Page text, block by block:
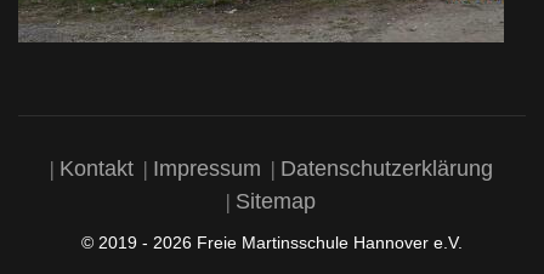
Kontakt Impressum
Datenschutzerklärung
Sitemap
© 2019 - 2026 Freie Martinsschule Hannover e.V.